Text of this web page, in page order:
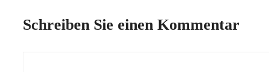
Schreiben Sie einen Kommentar